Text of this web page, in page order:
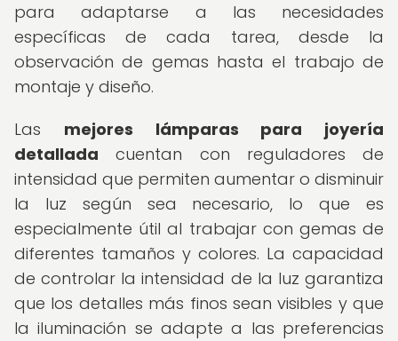
para adaptarse a las necesidades
específicas de cada tarea, desde la
observación de gemas hasta el trabajo de
montaje y diseño.
Las mejores lámparas para joyería
detallada cuentan con reguladores de
intensidad que permiten aumentar o disminuir
la luz según sea necesario, lo que es
especialmente útil al trabajar con gemas de
diferentes tamaños y colores. La capacidad
de controlar la intensidad de la luz garantiza
que los detalles más finos sean visibles y que
la iluminación se adapte a las preferencias